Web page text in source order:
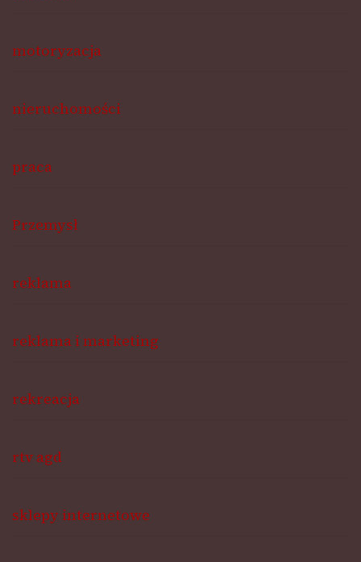
motoryzacja
nieruchomości
praca
Przemysł
reklama
reklama i marketing
rekreacja
rtv agd
sklepy internetowe